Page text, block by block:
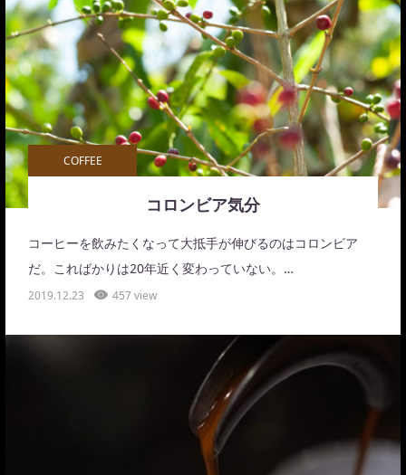
COFFEE
コロンビア気分
コーヒーを飲みたくなって大抵手が伸びるのはコロンビア
だ。こればかりは20年近く変わっていない。…
2019.12.23 457 view